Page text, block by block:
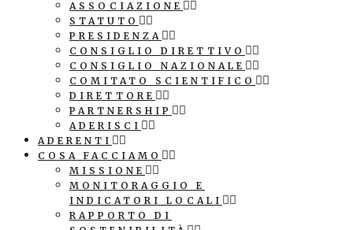
ASSOCIAZIONE
STATUTO
PRESIDENZA
CONSIGLIO DIRETTIVO
CONSIGLIO NAZIONALE
COMITATO SCIENTIFICO
DIRETTORE
PARTNERSHIP
ADERISCI
ADERENTI
COSA FACCIAMO
MISSIONE
MONITORAGGIO E
INDICATORI LOCALI
RAPPORTO DI